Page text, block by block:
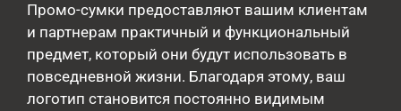
Промо-сумки предоставляют вашим клиентам
и партнерам практичный и функциональный
предмет, который они будут использовать в
повседневной жизни. Благодаря этому, ваш
логотип становится постоянно видимым